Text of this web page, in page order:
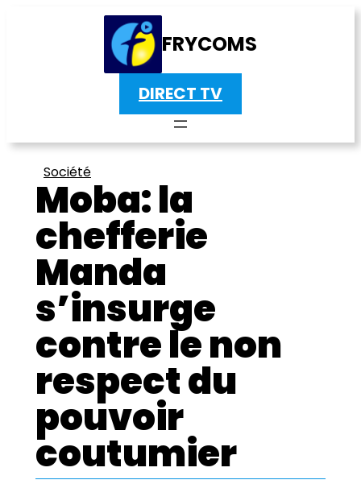
FRYCOMS
DIRECT TV
Société
Moba: la
chefferie
Manda
s’insurge
contre le non
respect du
pouvoir
coutumier